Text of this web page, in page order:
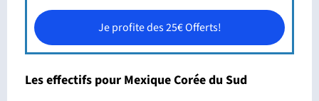
Je profite des 25€ Offerts!
Les effectifs pour Mexique Corée du Sud